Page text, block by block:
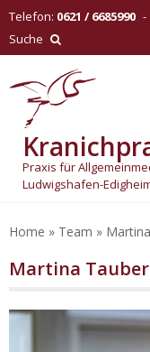
Skip
content
Telefon: 0621 / 6685990 -
Suche
Praxis für
Ludwigshafen-
Home » Team »
Martina Tauber